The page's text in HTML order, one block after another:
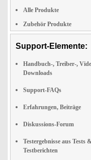
Alle Produkte
Zubehör Produkte
Support-Elemente:
Handbuch-, Treiber-,
Downloads
Support-FAQs
Erfahrungen, Beiträge
Diskussions-Forum
Testergebnisse aus Tests
Testberichten